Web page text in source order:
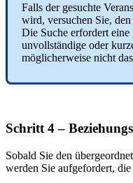
Falls der gesuchte
wird, versuchen Sie,
Die Suche erfordert
unvollständige oder
möglicherweise nicht
Schritt 4 –
Sobald Sie den
werden Sie aufgefordert,